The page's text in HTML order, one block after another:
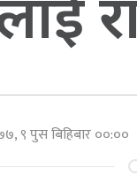
९ पुस बिहिबार ००:००